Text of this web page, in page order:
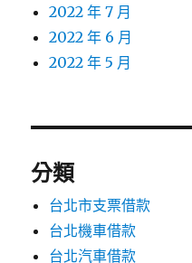
2022 年 7 月
2022 年 6 月
2022 年 5 月
分類
台北市支票借款
台北機車借款
台北汽車借款